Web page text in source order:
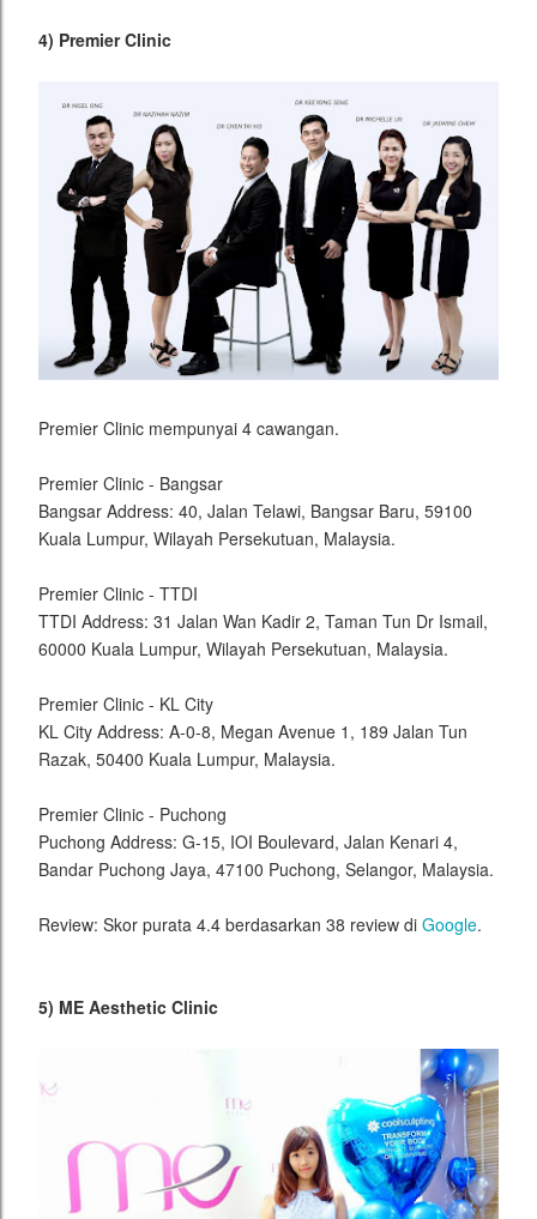
4) Premier Clinic
Premier Clinic mempunyai 4 cawangan.
Premier Clinic - Bangsar
Bangsar Address: 40, Jalan Telawi, Bangsar Baru, 59100
Kuala Lumpur, Wilayah Persekutuan, Malaysia.
Premier Clinic - TTDI
TTDI Address: 31 Jalan Wan Kadir 2, Taman Tun Dr Ismail,
60000 Kuala Lumpur, Wilayah Persekutuan, Malaysia.
Premier Clinic - KL City
KL City Address: A-0-8, Megan Avenue 1, 189 Jalan Tun
Razak, 50400 Kuala Lumpur, Malaysia.
Premier Clinic - Puchong
Puchong Address: G-15, IOI Boulevard, Jalan Kenari 4,
Bandar Puchong Jaya, 47100 Puchong, Selangor, Malaysia.
Review: Skor purata 4.4 berdasarkan 38 review di Google.
5) ME Aesthetic Clinic